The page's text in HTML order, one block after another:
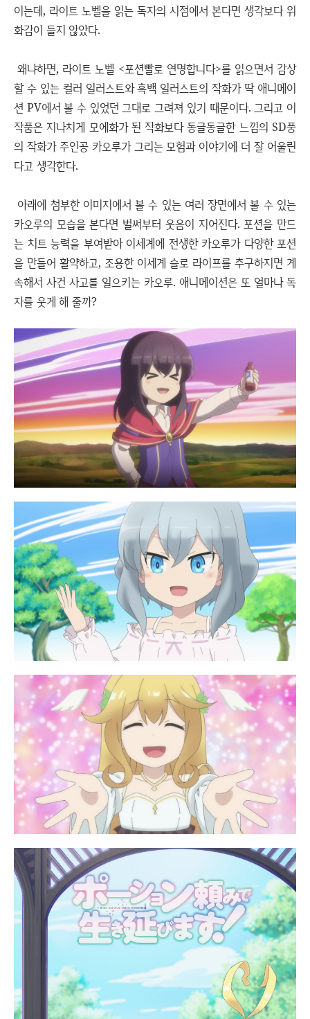
이는데, 라이트 노벨을 읽는 독자의 시점에서 본다면 생각보다 위
화감이 들지 않았다.
왜냐하면, 라이트 노벨 <포션빨로 연명합니다>를 읽으면서 감상
할 수 있는 컬러 일러스트와 흑백 일러스트의 작화가 딱 애니메이
션 PV에서 볼 수 있었던 그대로 그려져 있기 때문이다. 그리고 이
작품은 지나치게 모에화가 된 작화보다 동글동글한 느낌의 SD풍
의 작화가 주인공 카오루가 그리는 모험과 이야기에 더 잘 어울린
다고 생각한다.
아래에 첨부한 이미지에서 볼 수 있는 여러 장면에서 볼 수 있는
카오루의 모습을 본다면 벌써부터 웃음이 지어진다. 포션을 만드
는 치트 능력을 부여받아 이세계에 전생한 카오루가 다양한 포션
을 만들어 활약하고, 조용한 이세계 슬로 라이프를 추구하지면 계
속해서 사건 사고를 일으키는 카오루. 애니메이션은 또 얼마나 독
자를 웃게 해 줄까?